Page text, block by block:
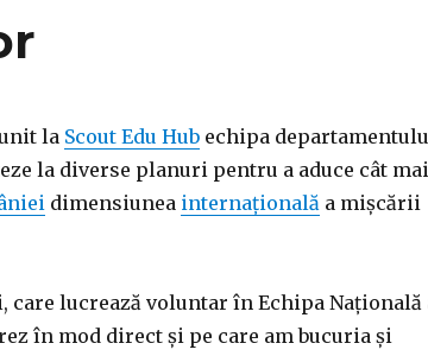
la Scout Edu Hubechipa
la diverse planuri pentru a aduce cât mai
dimensiunea internaționalăa mișcării
care lucrează voluntar în Echipa Națională
în mod direct și pe care am bucuria și